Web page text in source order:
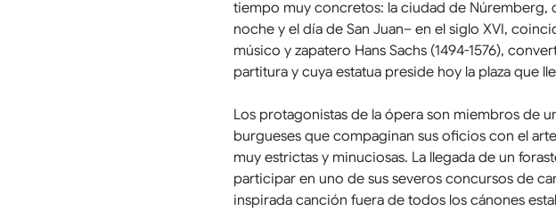
tiempo muy concretos: la ciudad de Núremberg,
noche y el día de San Juan– en el siglo XVI,
músico y zapatero Hans Sachs (1494-1576),
partitura y cuya estatua preside hoy la plaza que
Los protagonistas de la ópera son miembros de
burgueses que compaginan sus oficios con el
muy estrictas y minuciosas. La llegada de un
participar en uno de sus severos concursos de
inspirada canción fuera de todos los cánones